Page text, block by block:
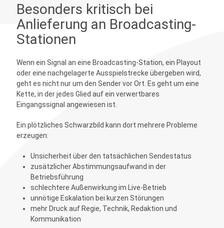
Besonders kritisch bei
Anlieferung an Broadcasting-
Stationen
Wenn ein Signal an eine Broadcasting-Station, ein Playout
oder eine nachgelagerte Ausspielstrecke übergeben wird,
geht es nicht nur um den Sender vor Ort. Es geht um eine
Kette, in der jedes Glied auf ein verwertbares
Eingangssignal angewiesen ist.
Ein plötzliches Schwarzbild kann dort mehrere Probleme
erzeugen:
Unsicherheit über den tatsächlichen Sendestatus
zusätzlicher Abstimmungsaufwand in der
Betriebsführung
schlechtere Außenwirkung im Live-Betrieb
unnötige Eskalation bei kurzen Störungen
mehr Druck auf Regie, Technik, Redaktion und
Kommunikation